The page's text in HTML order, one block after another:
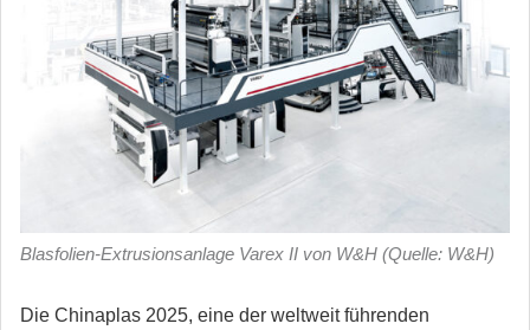
Blasfolien-Extrusionsanlage Varex II von W&H (Quelle: W&H)
Die Chinaplas 2025, eine der weltweit führenden